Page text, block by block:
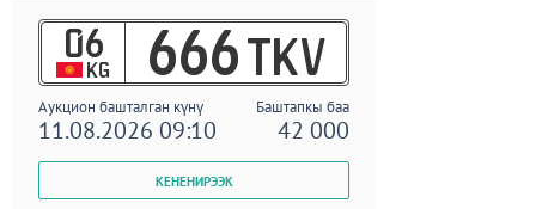
06
KG 666 TKV
Аукцион башталган күнү Баштапкы баа
11.08.2026 09:10 42 000